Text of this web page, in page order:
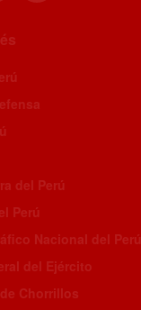
del Perú
Perú
Nacional del Perú
del Ejército
Chorrillos